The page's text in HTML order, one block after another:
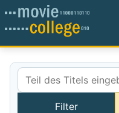
Teil des Titels eingeben
Filter